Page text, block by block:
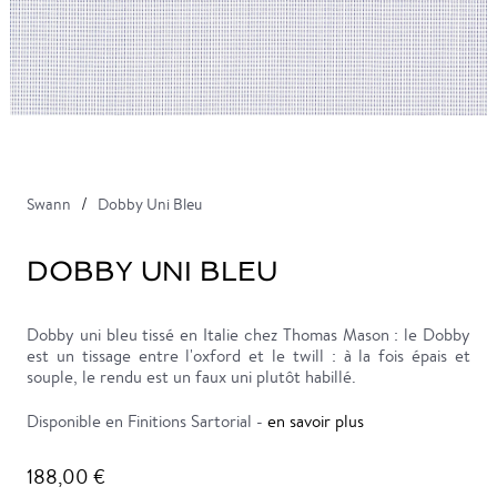
Swann Dobby Uni Bleu
DOBBY UNI BLEU
Dobby uni bleu tissé en Italie chez Thomas Mason : le Dobby
est un tissage entre l'oxford et le twill : à la fois épais et
souple, le rendu est un faux uni plutôt habillé.
Disponible en Finitions Sartorial - en savoir plus
188,00 €